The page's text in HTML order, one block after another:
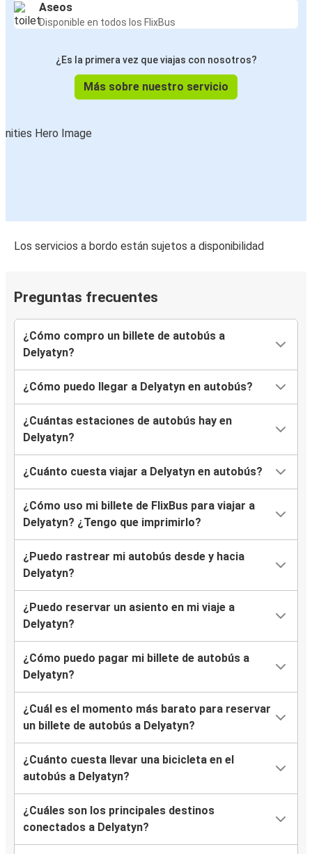
Aseos
Disponible en todos los FlixBus
¿Es la primera vez que viajas con nosotros?
Más sobre nuestro servicio
Los servicios a bordo están sujetos a disponibilidad
Preguntas frecuentes
¿Cómo compro un billete de autobús a
Delyatyn?
¿Cómo puedo llegar a Delyatyn en autobús?
¿Cuántas estaciones de autobús hay en
Delyatyn?
¿Cuánto cuesta viajar a Delyatyn en autobús?
¿Cómo uso mi billete de FlixBus para viajar a
Delyatyn? ¿Tengo que imprimirlo?
¿Puedo rastrear mi autobús desde y hacia
Delyatyn?
¿Puedo reservar un asiento en mi viaje a
Delyatyn?
¿Cómo puedo pagar mi billete de autobús a
Delyatyn?
¿Cuál es el momento más barato para reservar
un billete de autobús a Delyatyn?
¿Cuánto cuesta llevar una bicicleta en el
autobús a Delyatyn?
¿Cuáles son los principales destinos
conectados a Delyatyn?